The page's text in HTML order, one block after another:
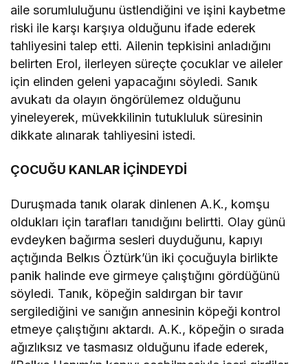
aile sorumluluğunu üstlendiğini ve işini kaybetme
riski ile karşı karşıya olduğunu ifade ederek
tahliyesini talep etti. Ailenin tepkisini anladığını
belirten Erol, ilerleyen süreçte çocuklar ve aileler
için elinden geleni yapacağını söyledi. Sanık
avukatı da olayın öngörülemez olduğunu
yineleyerek, müvekkilinin tutukluluk süresinin
dikkate alınarak tahliyesini istedi.
ÇOCUĞU KANLAR İÇİNDEYDİ
Duruşmada tanık olarak dinlenen A.K., komşu
oldukları için tarafları tanıdığını belirtti. Olay günü
evdeyken bağırma sesleri duyduğunu, kapıyı
açtığında Belkıs Öztürk’ün iki çocuğuyla birlikte
panik halinde eve girmeye çalıştığını gördüğünü
söyledi. Tanık, köpeğin saldırgan bir tavır
sergilediğini ve sanığın annesinin köpeği kontrol
etmeye çalıştığını aktardı. A.K., köpeğin o sırada
ağızlıksız ve tasmasız olduğunu ifade ederek,